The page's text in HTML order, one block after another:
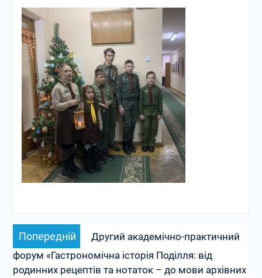
Навігація
записів
Попередній
запис:
Другий академічно-практичний
форум «Гастрономічна історія Поділля: від
родинних рецептів та нотаток – до мови архівних